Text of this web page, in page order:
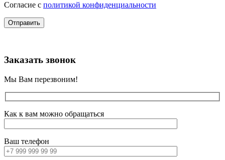
Согласие с политикой конфиденциальности
Заказать звонок
Мы Вам перезвоним!
Как к вам можно обращаться
Ваш телефон